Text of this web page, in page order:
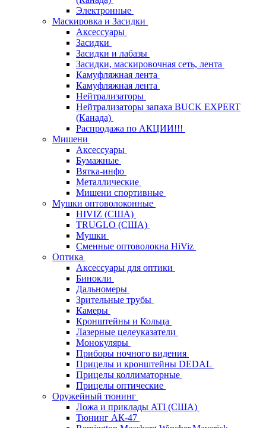
Электронные
Маскировка и Засидки
Аксессуары
Засидки
Засидки и лабазы
Засидки, маскировочная сеть, лента
Камуфляжная лента
Камуфляжная лента
Нейтрализаторы
Нейтрализаторы запаха BUCK EXPERT
(Канада)
Распродажа по АКЦИИ!!!
Мишени
Аксессуары
Бумажные
Вятка-инфо
Металлические
Мишени спортивные
Мушки оптоволоконные
HIVIZ (США)
TRUGLO (США)
Мушки
Сменные оптоволокна HiViz
Оптика
Аксессуары для оптики
Бинокли
Дальномеры
Зрительные трубы
Камеры
Кронштейны и Кольца
Лазерные целеуказатели
Монокуляры
Приборы ночного видения
Прицелы и кронштейны DEDAL
Прицелы коллиматорные
Прицелы оптические
Оружейный тюнинг
Ложа и приклады ATI (США)
Тюнинг АК-47